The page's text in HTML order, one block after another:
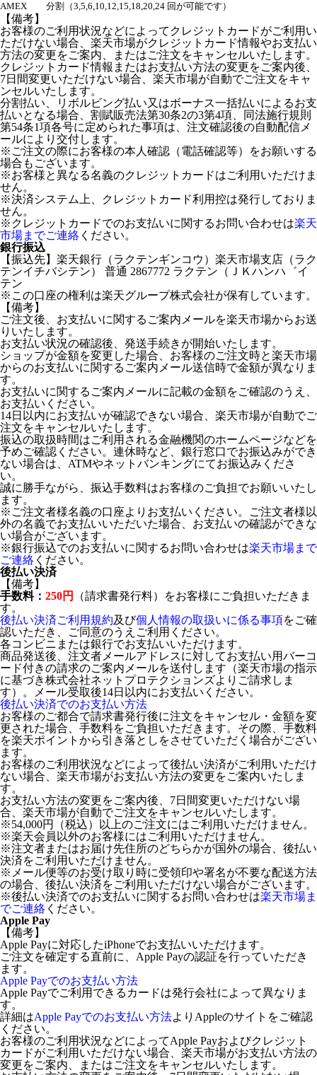
AMEX
分割（3,5,6,10,12,15,18,20,24 回が可能です）
【備考】
お客様のご利用状況などによってクレジットカードがご利用い
ただけない場合、楽天市場がクレジットカード情報やお支払い
方法の変更をご案内、またはご注文をキャンセルいたします。
クレジットカード情報またはお支払い方法の変更をご案内後、
7日間変更いただけない場合、楽天市場が自動でご注文をキャ
ンセルいたします。
分割払い、リボルビング払い又はボーナス一括払いによるお支
払いとなる場合、割賦販売法第30条2の3第4項、同法施行規則
第54条1項各号に定められた事項は、注文確認後の自動配信メ
ールにより交付します。
※ご注文の際にお客様の本人確認（電話確認等）をお願いする
場合もございます。
※お客様と異なる名義のクレジットカードはご利用いただけま
せん。
※決済システム上、クレジットカード利用控は発行しておりま
せん。
※クレジットカードでのお支払いに関するお問い合わせは楽天
市場までご連絡 ください。
銀行振込
【振込先】楽天銀行（ラクテンギンコウ）楽天市場支店（ラク
テンイチバシテン） 普通 2867772 ラクテン（ＪＫハンハ゛イ
テン
※この口座の権利は楽天グループ株式会社が保有しています。
【備考】
ご注文後、お支払いに関するご案内メールを楽天市場からお送
りいたします。
お支払い状況の確認後、発送手続きが開始いたします。
ショップが金額を変更した場合、お客様のご注文時と楽天市場
からのお支払いに関するご案内メール送信時で金額が異なりま
す。
お支払いに関するご案内メールに記載の金額をご確認のうえ、
お支払いください。
14日以内にお支払いが確認できない場合、楽天市場が自動でご
注文をキャンセルいたします。
振込の取扱時間はご利用される金融機関のホームページなどを
予めご確認ください。連休時など、銀行窓口でお振込みができ
ない場合は、ATMやネットバンキングにてお振込みくださ
い。
誠に勝手ながら、振込手数料はお客様のご負担でお願いいたし
ます。
※ご注文者様名義の口座よりお支払いください。ご注文者様以
外の名義でお支払いいただいた場合、お支払いの確認ができな
い場合がございます。
※銀行振込でのお支払いに関するお問い合わせは楽天市場まで
ご連絡 ください。
後払い決済
【備考】
手数料： 250円
（請求書発行料）をお客様にご負担いただきま
す。
後払い決済ご利用規約及び個人情報の取扱いに係る事項をご確
認いただき、ご同意のうえご利用ください。
各コンビニまたは銀行でお支払いいただけます。
商品発送後、注文者メールアドレスに対してお支払い用バーコ
ード付きの請求のご案内メールを送付します（楽天市場の指示
に基づき株式会社ネットプロテクションズよりご請求しま
す）。メール受取後14日以内にお支払いください。
後払い決済でのお支払い方法
お客様のご都合で請求書発行後に注文をキャンセル・金額を変
更された場合、手数料をご負担いただきます。その際、手数料
を楽天ポイントから引き落としをさせていただく場合がござい
ます。
お客様のご利用状況などによって後払い決済がご利用いただけ
ない場合、楽天市場がお支払い方法の変更をご案内いたしま
す。
お支払い方法の変更をご案内後、7日間変更いただけない場
合、楽天市場が自動でご注文をキャンセルいたします。
※54,000円（税込）以上のご注文にはご利用いただけません。
※楽天会員以外のお客様にはご利用いただけません。
※注文者またはお届け先住所のどちらかが国外の場合、後払い
決済をご利用いただけません。
※メール便等のお受け取り時に受領印や署名が不要な配送方法
の場合、後払い決済をご利用いただけない場合がございます。
※後払い決済でのお支払いに関するお問い合わせは楽天市場ま
でご連絡 ください。
Apple Pay
【備考】
Apple Payに対応したiPhoneでお支払いいただけます。
ご注文を確定する直前に、Apple Payの認証を行っていただき
ます。
Apple Payでのお支払い方法
Apple Payでご利用できるカードは発行会社によって異なりま
す。
詳細はApple Payでのお支払い方法よりAppleのサイトをご確認
ください。
お客様のご利用状況などによってApple Payおよびクレジット
カードがご利用いただけない場合、楽天市場がお支払い方法の
変更をご案内、またはご注文をキャンセルいたします。